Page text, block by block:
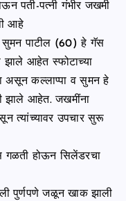
पती-पत्नी गंभीर जखमी
आहे
सुमन पाटील (60) हे गॅस
झाले आहेत स्फोटाच्या
असून कल्लाप्पा व सुमन हे
आहेत. जखमींना
त्यांच्यावर उपचार सुरू
होऊन सिलेंडरचा
पुर्णपणे जळून खाक झाली